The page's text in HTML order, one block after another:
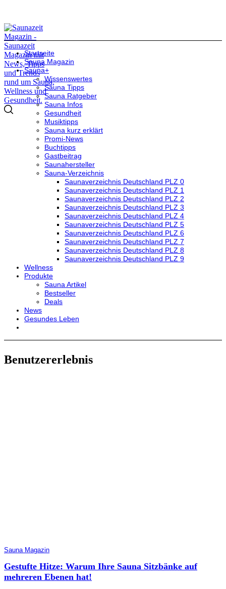
Startseite
Sauna Magazin
Sauna+
Wissenswertes
Sauna Tipps
Sauna Ratgeber
Sauna Infos
Gesundheit
Musiktipps
Sauna kurz erklärt
Promi-News
Buchtipps
Gastbeitrag
Saunahersteller
Sauna-Verzeichnis
Saunaverzeichnis Deutschland PLZ 0
Saunaverzeichnis Deutschland PLZ 1
Saunaverzeichnis Deutschland PLZ 2
Saunaverzeichnis Deutschland PLZ 3
Saunaverzeichnis Deutschland PLZ 4
Saunaverzeichnis Deutschland PLZ 5
Saunaverzeichnis Deutschland PLZ 6
Saunaverzeichnis Deutschland PLZ 7
Saunaverzeichnis Deutschland PLZ 8
Saunaverzeichnis Deutschland PLZ 9
Wellness
Produkte
Sauna Artikel
Bestseller
Deals
News
Gesundes Leben
Benutzererlebnis
Sauna Magazin
Gestufte Hitze: Warum Ihre Sauna Sitzbänke auf
mehreren Ebenen hat!